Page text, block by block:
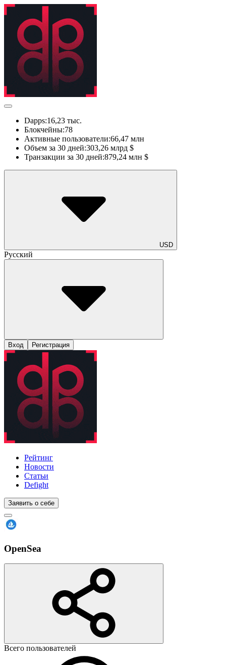
Dapps:16,23 тыс.
Блокчейны:78
Активные пользователи:66,47 млн
Объем за 30 дней:303,26 млрд $
Транзакции за 30 дней:879,24 млн $
USD
Русский
Вход Регистрация
Рейтинг
Новости
Статьи
Defight
Заявить о себе
OpenSea
Всего пользователей